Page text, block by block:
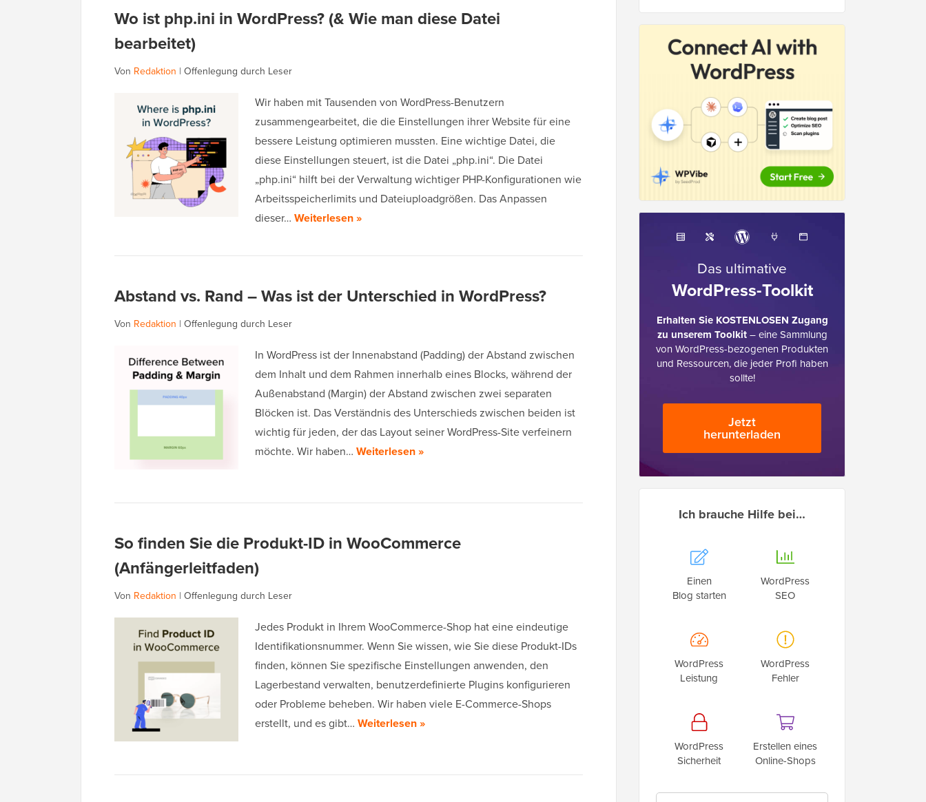
Wo ist php.ini in WordPress? (& Wie man diese Datei
bearbeitet)
Von Redaktion | Offenlegung durch Leser
Wir haben mit Tausenden von WordPress-Benutzern
zusammengearbeitet, die die Einstellungen ihrer Website für eine
bessere Leistung optimieren mussten. Eine wichtige Datei, die
diese Einstellungen steuert, ist die Datei „php.ini“. Die Datei
„php.ini“ hilft bei der Verwaltung wichtiger PHP-Konfigurationen wie
Arbeitsspeicherlimits und Dateiuploadgrößen. Das Anpassen
dieser… Weiterlesen »
Abstand vs. Rand – Was ist der Unterschied in WordPress?
Von Redaktion | Offenlegung durch Leser
In WordPress ist der Innenabstand (Padding) der Abstand zwischen
dem Inhalt und dem Rahmen innerhalb eines Blocks, während der
Außenabstand (Margin) der Abstand zwischen zwei separaten
Blöcken ist. Das Verständnis des Unterschieds zwischen beiden ist
wichtig für jeden, der das Layout seiner WordPress-Site verfeinern
möchte. Wir haben… Weiterlesen »
So finden Sie die Produkt-ID in WooCommerce
(Anfängerleitfaden)
Von Redaktion | Offenlegung durch Leser
Jedes Produkt in Ihrem WooCommerce-Shop hat eine eindeutige
Identifikationsnummer. Wenn Sie wissen, wie Sie diese Produkt-IDs
finden, können Sie spezifische Einstellungen anwenden, den
Lagerbestand verwalten, benutzerdefinierte Plugins konfigurieren
oder Probleme beheben. Wir haben viele E-Commerce-Shops
erstellt, und es gibt… Weiterlesen »
Das ultimative
WordPress-Toolkit
Erhalten Sie KOSTENLOSEN Zugang
zu unserem Toolkit– eine Sammlung
von WordPress-bezogenen Produkten
und Ressourcen, die jeder Profi haben
sollte!
Jetzt
herunterladen
Ich brauche Hilfe bei…
Einen
Blog starten
WordPress
SEO
WordPress
Leistung
WordPress
Fehler
WordPress
Sicherheit
Erstellen eines
Online-Shops